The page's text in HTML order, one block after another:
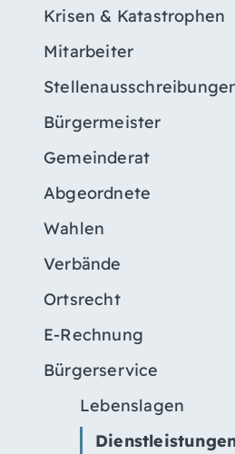
Krisen & Katastrophen
Mitarbeiter
Bürgermeister
Gemeinderat
Abgeordnete
Wahlen
Verbände
Ortsrecht
E-Rechnung
Bürgerservice
Lebenslagen